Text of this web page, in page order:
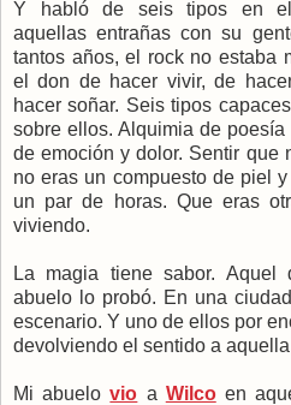
Y habló de seis tipos en el
aquellas entrañas con su
tantos años, el rock no estaba
el don de hacer vivir, de
hacer soñar. Seis tipos
sobre ellos. Alquimia de
de emoción y dolor. Sentir que
no eras un compuesto de piel
un par de horas. Que eras
viviendo.
La magia tiene sabor. Aquel
abuelo lo probó. En una
escenario. Y uno de ellos por
devolviendo el sentido a
Mi abuelovio a Wilcoen